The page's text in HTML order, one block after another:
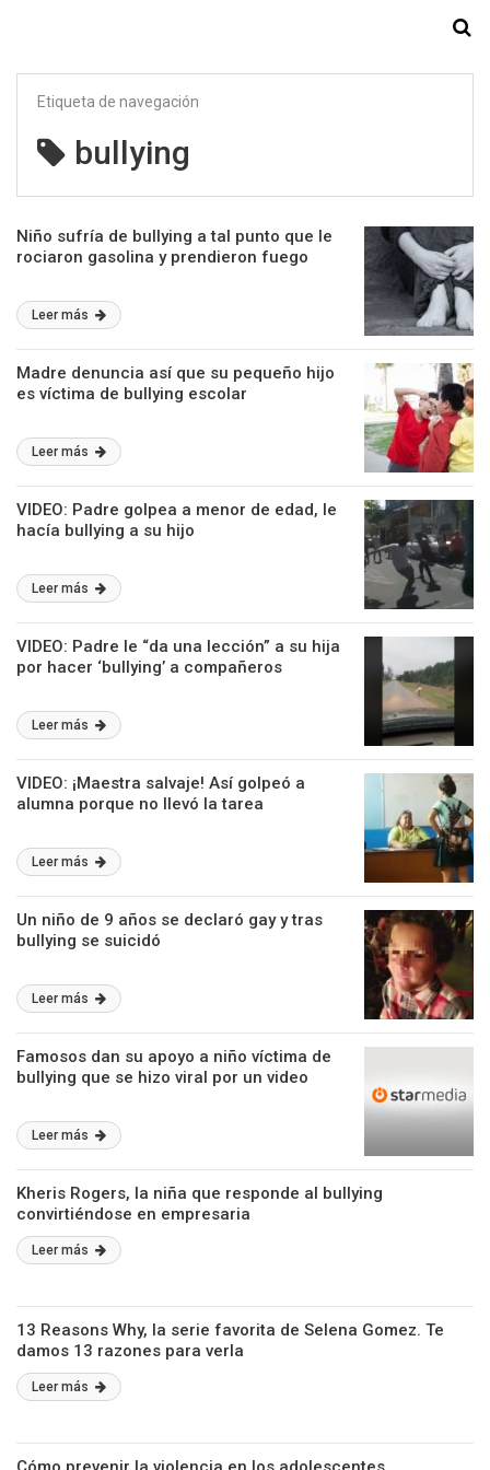
Etiqueta de navegación
bullying
Niño sufría de bullying a tal punto que le
rociaron gasolina y prendieron fuego
Leer más
Madre denuncia así que su pequeño hijo
es víctima de bullying escolar
Leer más
VIDEO: Padre golpea a menor de edad, le
hacía bullying a su hijo
Leer más
VIDEO: Padre le “da una lección” a su hija
por hacer ‘bullying’ a compañeros
Leer más
VIDEO: ¡Maestra salvaje! Así golpeó a
alumna porque no llevó la tarea
Leer más
Un niño de 9 años se declaró gay y tras
bullying se suicidó
Leer más
Famosos dan su apoyo a niño víctima de
bullying que se hizo viral por un video
Leer más
Kheris Rogers, la niña que responde al bullying
convirtiéndose en empresaria
Leer más
13 Reasons Why, la serie favorita de Selena Gomez. Te
damos 13 razones para verla
Leer más